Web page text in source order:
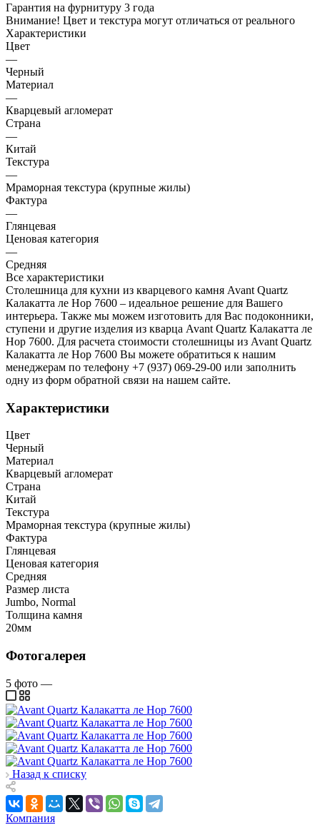
Гарантия на фурнитуру 3 года
Внимание! Цвет и текстура могут отличаться от реального
Характеристики
Цвет
—
Черный
Материал
—
Кварцевый агломерат
Страна
—
Китай
Текстура
—
Мраморная текстура (крупные жилы)
Фактура
—
Глянцевая
Ценовая категория
—
Средняя
Все характеристики
Столешница для кухни из кварцевого камня Avant Quartz
Калакатта ле Нор 7600 – идеальное решение для Вашего
интерьера. Также мы можем изготовить для Вас подоконники,
ступени и другие изделия из кварца Avant Quartz Калакатта ле
Нор 7600. Для расчета стоимости столешницы из Avant Quartz
Калакатта ле Нор 7600 Вы можете обратиться к нашим
менеджерам по телефону +7 (937) 069-29-00 или заполнить
одну из форм обратной связи на нашем сайте.
Характеристики
Цвет
Черный
Материал
Кварцевый агломерат
Страна
Китай
Текстура
Мраморная текстура (крупные жилы)
Фактура
Глянцевая
Ценовая категория
Средняя
Размер листа
Jumbo, Normal
Толщина камня
20мм
Фотогалерея
5 фото —
Назад к списку
Компания